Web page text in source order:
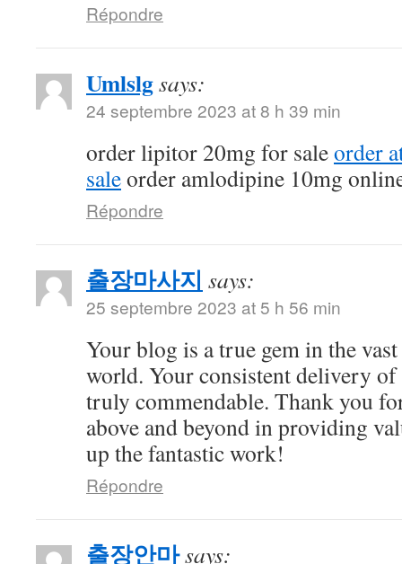
Répondre
Umlslgsays:
24 septembre 2023 at 8 h 39 min
order lipitor 20mg for saleorder
saleorder amlodipine 10mg
Répondre
출장마사지 says:
25 septembre 2023 at 5 h 56 min
Your blog is a true gem in the
world. Your consistent delivery
truly commendable. Thank you
above and beyond in providing
up the fantastic work!
Répondre
출장안마says: